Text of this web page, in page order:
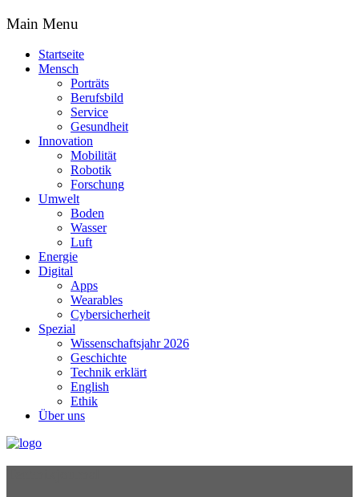
Main Menu
Startseite
Mensch
Porträts
Berufsbild
Service
Gesundheit
Innovation
Mobilität
Robotik
Forschung
Umwelt
Boden
Wasser
Luft
Energie
Digital
Apps
Wearables
Cybersicherheit
Spezial
Wissenschaftsjahr 2026
Geschichte
Technik erklärt
English
Ethik
Über uns